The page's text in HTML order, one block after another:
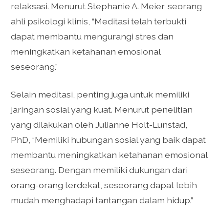
relaksasi. Menurut Stephanie A. Meier, seorang
ahli psikologi klinis, “Meditasi telah terbukti
dapat membantu mengurangi stres dan
meningkatkan ketahanan emosional
seseorang.”
Selain meditasi, penting juga untuk memiliki
jaringan sosial yang kuat. Menurut penelitian
yang dilakukan oleh Julianne Holt-Lunstad,
PhD, “Memiliki hubungan sosial yang baik dapat
membantu meningkatkan ketahanan emosional
seseorang. Dengan memiliki dukungan dari
orang-orang terdekat, seseorang dapat lebih
mudah menghadapi tantangan dalam hidup.”